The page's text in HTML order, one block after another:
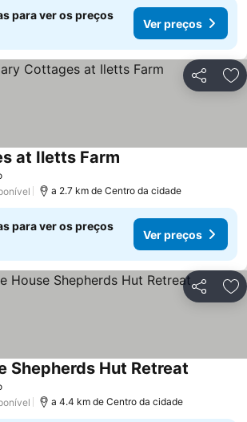
para ver os preços
Ver preços
Partilhar
at Iletts Farm
a 2.7 km de Centro da cidade
para ver os preços
Ver preços
Partilhar
Shepherds Hut Retreat
a 4.4 km de Centro da cidade